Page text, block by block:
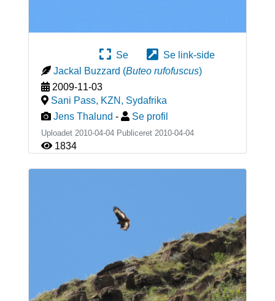
Se
Se link-side
Jackal Buzzard (Buteo rufofuscus)
2009-11-03
Sani Pass, KZN , Sydafrika
Jens Thalund - Se profil
Uploadet 2010-04-04 Publiceret 2010-04-04
1834